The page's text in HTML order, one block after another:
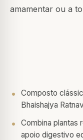
amamentar ou a
Composto
Bhaishajya
Combina plantas
apoio digestivo